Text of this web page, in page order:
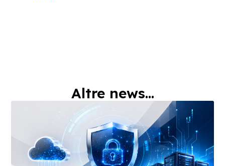
Altre news...